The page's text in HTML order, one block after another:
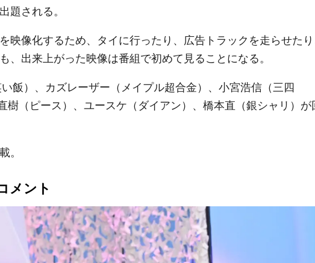
題される。
映像化するため、タイに行ったり、広告トラックを走らせた
出来上がった映像は番組で初めて見ることになる。
飯）、カズレーザー（メイプル超合金）、小宮浩信（三四
樹（ピース）、ユースケ（ダイアン）、橋本直（銀シャリ）が
。
メント